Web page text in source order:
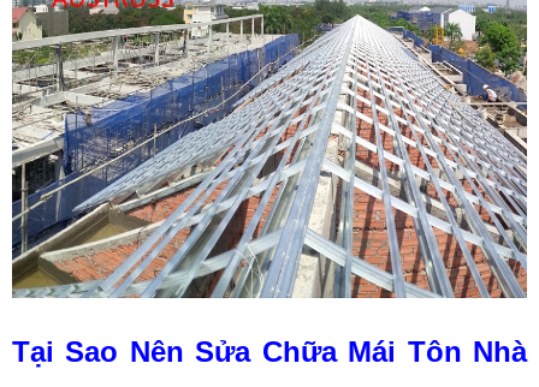
Tại Sao Nên Sửa Chữa Mái Tôn Nhà